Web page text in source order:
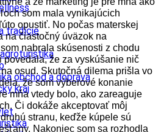
tradície
obchod a doprava
kraj
som mala vynikajúcich
opustiť. No počas materskej
na čiastočný úväzok na
nabrala skúsenosti z chodu
povedala, že za vyskúšanie nič
osud. Skutočná dilema prišla vo
že som výberové konanie
mňa vtedy bolo, ako zareaguje
Či dokáže akceptovať môj
stranu, keďže kúpele sú
Nakoniec som sa rozhodla